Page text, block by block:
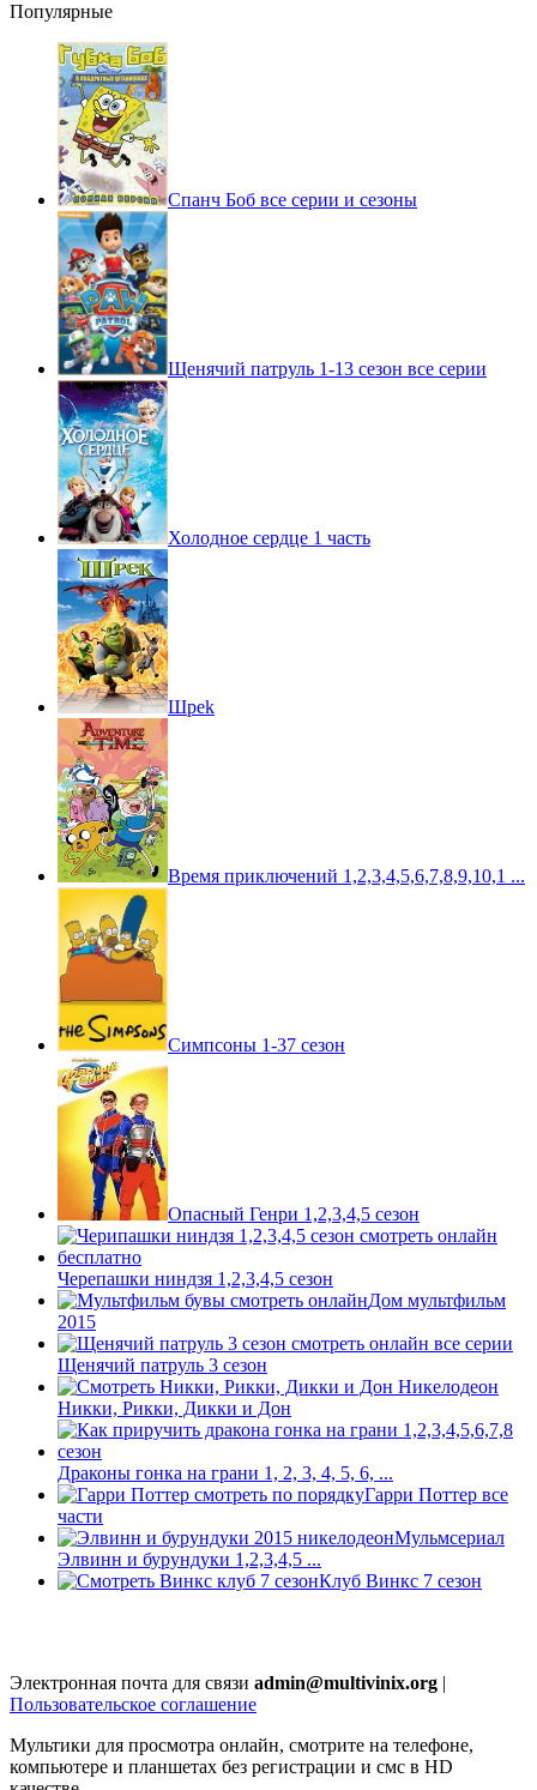
Популярные
Спанч Боб все серии и сезоны
Щенячий патруль 1-13 сезон все серии
Холодное сердце 1 часть
Шpek
Время приключений 1,2,3,4,5,6,7,8,9,10,1 ...
Симпсоны 1-37 сезон
Опасный Генри 1,2,3,4,5 сезон
Черепашки ниндзя 1,2,3,4,5 сезон
Дом мультфильм
2015
Щенячий патруль 3 сезон
Никки, Рикки, Дикки и Дон
Драконы гонка на грани 1, 2, 3, 4, 5, 6, ...
Гарри Поттер все
части
Мульмсериал
Элвинн и бурундуки 1,2,3,4,5 ...
Клуб Винкс 7 сезон
Электронная почта для связи admin@multivinix.org |
Пользовательское соглашение
Мультики для просмотра онлайн, смотрите на телефоне,
компьютере и планшетах без регистрации и смс в HD